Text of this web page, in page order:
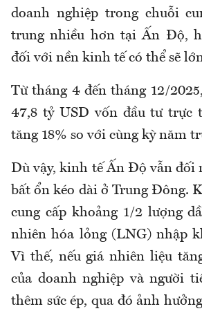
doanh nghiệp trong chuỗi
trung nhiều hơn tại Ấn Độ,
đối với nền kinh tế có thể sẽ
Từ tháng 4 đến tháng 12/
47,8 tỷ USD vốn đầu tư trực
tăng 18% so với cùng kỳ năm
Dù vậy, kinh tế Ấn Độ vẫn đối
bất ổn kéo dài ở Trung Đông.
cung cấp khoảng 1/2 lượng
nhiên hóa lỏng (LNG) nhập
Vì thế, nếu giá nhiên liệu
của doanh nghiệp và người
thêm sức ép, qua đó ảnh